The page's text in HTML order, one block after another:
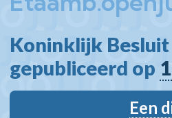
Koninklijk Besluit
gepubliceerd op
Een